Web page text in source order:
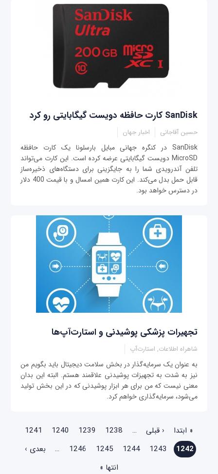
SanDisk کارت حافظه دویست گیگابایتی رو کرد
حسین آقاجانی اخبار جهان
SanDisk در کنگره جهانی مبایل بارسلونا یک کارت حافظه
MicroSD دویست گیگابایتی عرضه کرده است. این کارت می‌تواند
تلفن آندرویدی شما را به جایگزینی برای دستگاه‌های ذخیره‌ساز
قابل حمل بدل می‌کند. این کارت همین امسال و با قیمت 400 دلار
در دسترس خواهد بود.
تجهیرات پزشکی پوشیدنی و استارت‌آپ‌ها
شاهراه اطلاعات, استارت‌آپ
به عنوان یک سرمایه‌گذار در بخش سلامت دیجیتال باید بگویم من
نیز به شدت به تجهیزات پوشیدنی علاقمند هستم. البته این بدان
معنی نیست که من برای هر ابزار پوشیدنی که در این بخش تولید
می‌شود، سرمایه‌گذاری خواهم کرد.
صفحه‌ها
« ابتدا ‹ قبلی …
1238
1239
1240
1241
1242
1243
1244
1245
1246
…
بعدی ›
انتها »